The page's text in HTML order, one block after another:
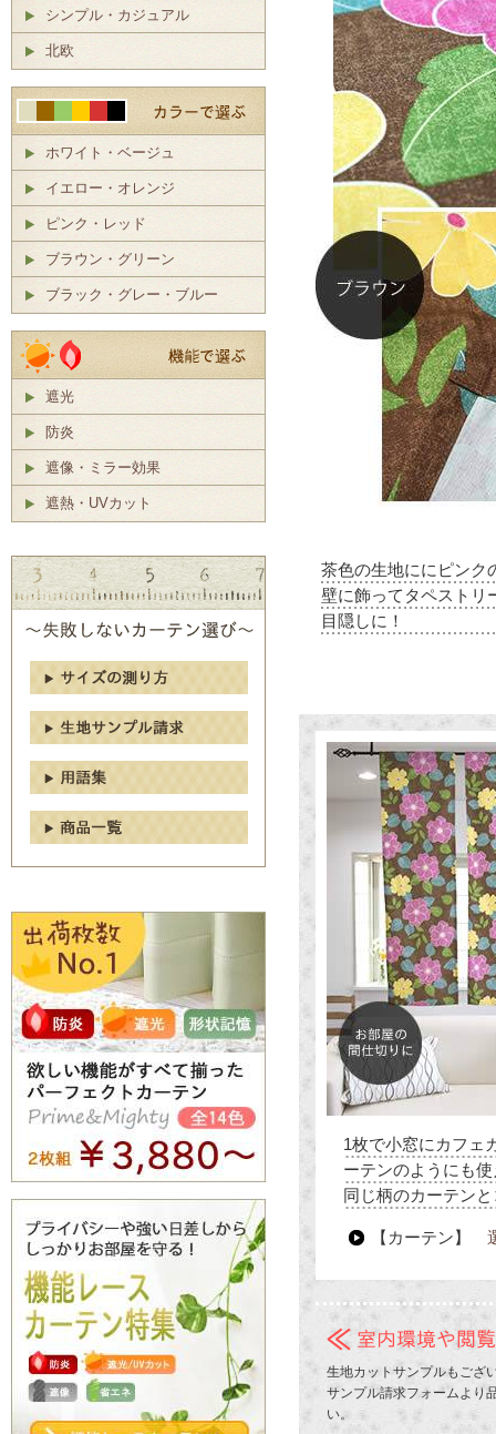
茶色の生地ににピンク
壁に飾ってタペストリ
目隠しに！
1枚で小窓にカフェ
ーテンのようにも
同じ柄のカーテン
【カーテン】
生地カットサンプルもござ
サンプル請求フォームより
い。
シンプル・カジュアル
北欧
ホワイト・ベージュ
イエロー・オレンジ
ピンク・レッド
ブラウン・グリーン
ブラック・グレー・ブルー
遮光
防炎
遮像・ミラー効果
遮熱・UVカット